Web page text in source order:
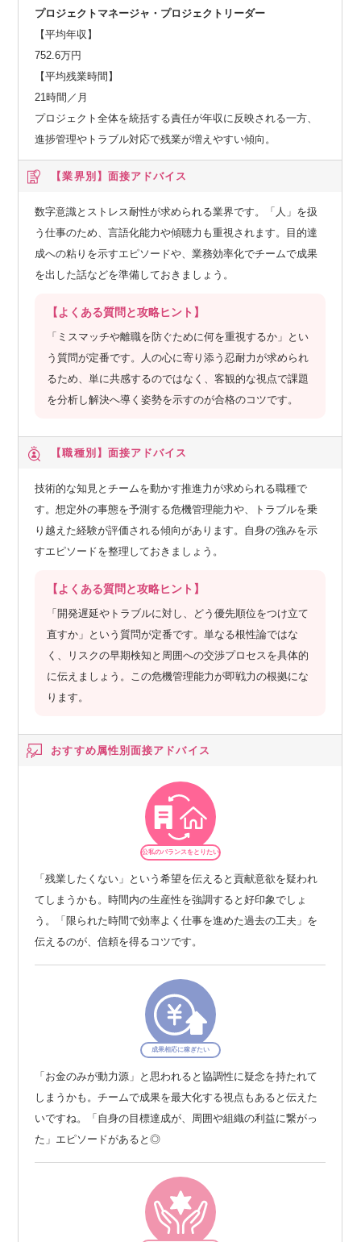
プロジェクトマネージャ・プロジェクトリーダー
【平均年収】
752.6万円
【平均残業時間】
21時間／月
プロジェクト全体を統括する責任が年収に反映される一方、
進捗管理やトラブル対応で残業が増えやすい傾向。
【業界別】 面接アドバイス
数字意識とストレス耐性が求められる業界です。「人」を扱
う仕事のため、言語化能力や傾聴力も重視されます。目的達
成への粘りを示すエピソードや、業務効率化でチームで成果
を出した話などを準備しておきましょう。
【よくある質問と攻略ヒント】
「ミスマッチや離職を防ぐために何を重視するか」とい
う質問が定番です。人の心に寄り添う忍耐力が求められ
るため、単に共感するのではなく、客観的な視点で課題
を分析し解決へ導く姿勢を示すのが合格のコツです。
【職種別】 面接アドバイス
技術的な知見とチームを動かす推進力が求められる職種で
す。想定外の事態を予測する危機管理能力や、トラブルを乗
り越えた経験が評価される傾向があります。自身の強みを示
すエピソードを整理しておきましょう。
【よくある質問と攻略ヒント】
「開発遅延やトラブルに対し、どう優先順位をつけ立て
直すか」という質問が定番です。単なる根性論ではな
く、リスクの早期検知と周囲への交渉プロセスを具体的
に伝えましょう。この危機管理能力が即戦力の根拠にな
ります。
おすすめ属性別面接アドバイス
公私のバランスをとりたい
「残業したくない」という希望を伝えると貢献意欲を疑われ
てしまうかも。時間内の生産性を強調すると好印象でしょ
う。「限られた時間で効率よく仕事を進めた過去の工夫」を
伝えるのが、信頼を得るコツです。
成果相応に稼ぎたい
「お金のみが動力源」と思われると協調性に疑念を持たれて
しまうかも。チームで成果を最大化する視点もあると伝えた
いですね。「自身の目標達成が、周囲や組織の利益に繋がっ
た」エピソードがあると◎